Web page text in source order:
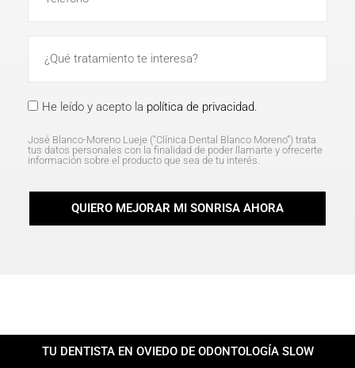
He leído y acepto la política de privacidad.
José Blanco-Moreno Lueje (“Clínica Dental Blanco Moreno”) trata
tus datos personales con la finalidad de poder llamarte y ofrecerte
información sobre el producto que sea de tu interés.
QUIERO MEJORAR MI SONRISA AHORA
TU DENTISTA EN OVIEDO DE ODONTOLOGÍA SLOW